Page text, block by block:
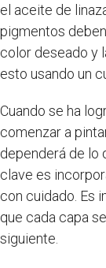
el aceite de
pigmentos
color deseado y
esto usando un
Cuando se ha
comenzar a
dependerá de lo
clave es
con cuidado. Es
que cada capa
siguiente.